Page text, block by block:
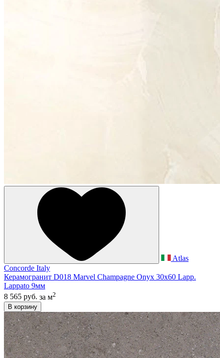
Atlas
Concorde Italy
Керамогранит D018 Marvel Champagne Onyx 30x60 Lapp.
Lappato 9мм
8 565 руб. за м2
В корзину